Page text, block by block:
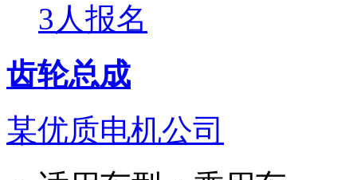
3人报名
齿轮总成
某优质电机公司